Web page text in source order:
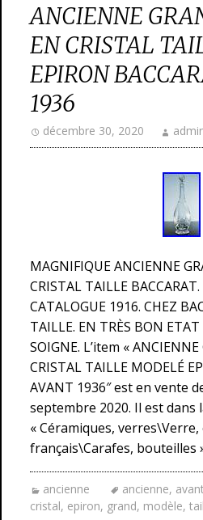
ANCIENNE
EN CRISTAL
EPIRON
1936
décembre 30, 2020
MAGNIFIQUE ANCIENNE
CRISTAL TAILLE
CATALOGUE 1916. CHEZ
TAILLE. EN TRÈS BON
SOIGNE. L’item « ANCIENNE
CRISTAL TAILLE MODELÉ
AVANT 1936″ est en vente
septembre 2020. Il est dans
« Céramiques,
français\Carafes, bouteilles
ancienne ancienne, avant
cristal, epiron, grand, modèle,